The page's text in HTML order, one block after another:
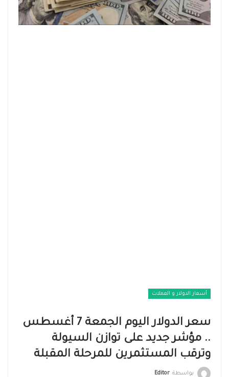
أسعار الدولار و العملات
سعر الدولار اليوم الجمعة 7 أغسطس
.. مؤشر جديد على توازن السيولة
وترقب المستثمرين للمرحلة المقبلة
بواسطة Editor